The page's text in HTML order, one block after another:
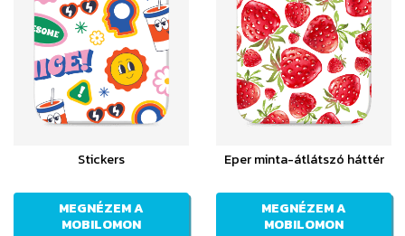
Stickers
MEGNÉZEM A
MOBILOMON
Eper minta-átlátszó háttér
MEGNÉZEM A
MOBILOMON